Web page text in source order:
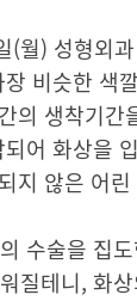
(월) 성형외
비슷한 색
의 생착기간
어 화상을
지 않은 어
수술을 집
질테니, 화